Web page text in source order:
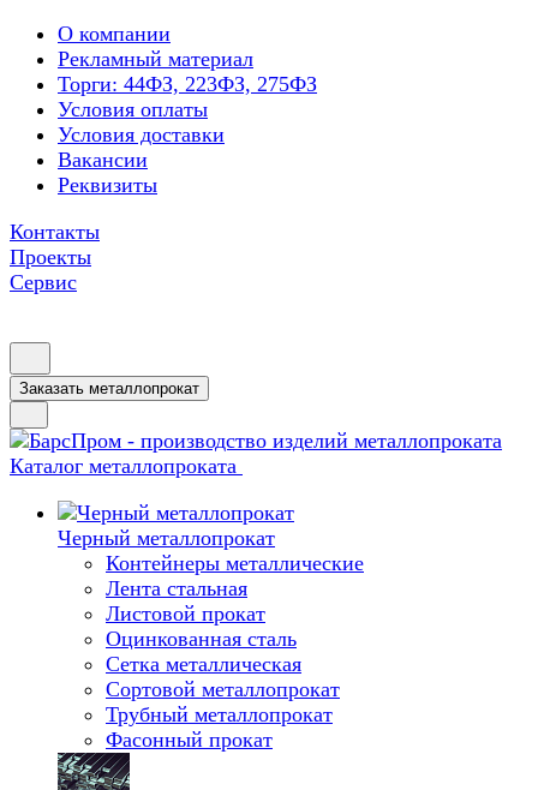
О компании
Рекламный материал
Торги: 44ФЗ, 223ФЗ, 275ФЗ
Условия оплаты
Условия доставки
Вакансии
Реквизиты
Контакты
Проекты
Сервис
Заказать металлопрокат
Каталог металлопроката
Черный металлопрокат
Контейнеры металлические
Лента стальная
Листовой прокат
Оцинкованная сталь
Сетка металлическая
Сортовой металлопрокат
Трубный металлопрокат
Фасонный прокат